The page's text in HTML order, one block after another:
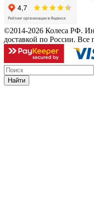
©2014-2026 Колеса РФ.
доставкой по России.
Найти